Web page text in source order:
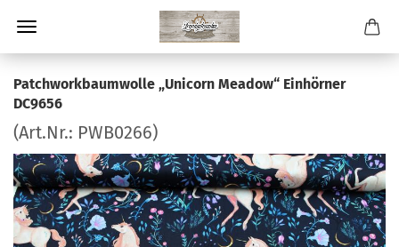
Patchworkbaumwolle „Unicorn Meadow“ Einhörner
DC9656
(Art.Nr.: PWB0266)